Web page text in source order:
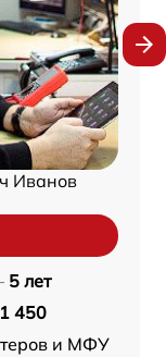
Иванов
5 лет
1 450
и МФУ